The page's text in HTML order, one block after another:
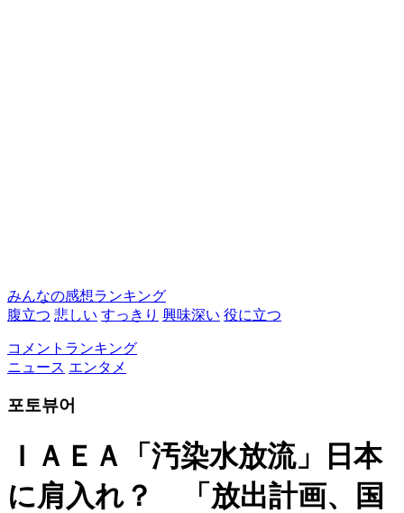
みんなの感想ランキング
腹立つ 悲しい すっきり 興味深い 役に立つ
コメントランキング
ニュース エンタメ
포토뷰어
ＩＡＥＡ「汚染水放流」日本
に肩入れ？ 「放出計画、国